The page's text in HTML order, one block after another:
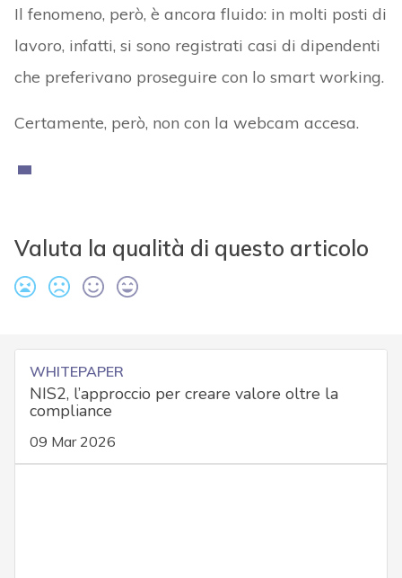
Il fenomeno, però, è ancora fluido: in molti posti di
lavoro, infatti, si sono registrati casi di dipendenti
che preferivano proseguire con lo smart working.
Certamente, però, non con la webcam accesa.
Valuta la qualità di questo articolo
WHITEPAPER
NIS2, l’approccio per creare valore oltre la
compliance
09 Mar 2026